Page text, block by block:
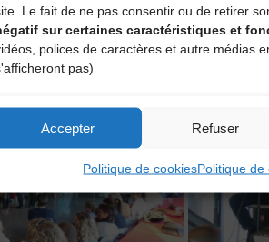
Le fait de ne pas consentir ou de retirer
sur certaines caractéristiques et
polices de caractères et autre médias
pas)
Accepter Refuser
Politique de cookiesPolitique de